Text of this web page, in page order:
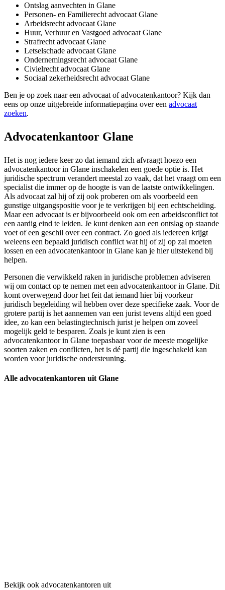
Ontslag aanvechten in Glane
Personen- en Familierecht advocaat Glane
Arbeidsrecht advocaat Glane
Huur, Verhuur en Vastgoed advocaat Glane
Strafrecht advocaat Glane
Letselschade advocaat Glane
Ondernemingsrecht advocaat Glane
Civielrecht advocaat Glane
Sociaal zekerheidsrecht advocaat Glane
Ben je op zoek naar een advocaat of advocatenkantoor? Kijk dan
eens op onze uitgebreide informatiepagina over een advocaat
zoeken.
Advocatenkantoor Glane
Het is nog iedere keer zo dat iemand zich afvraagt hoezo een
advocatenkantoor in Glane inschakelen een goede optie is. Het
juridische spectrum verandert meestal zo vaak, dat het vraagt om een
specialist die immer op de hoogte is van de laatste ontwikkelingen.
Als advocaat zal hij of zij ook proberen om als voorbeeld een
gunstige uitgangspositie voor je te verkrijgen bij een echtscheiding.
Maar een advocaat is er bijvoorbeeld ook om een arbeidsconflict tot
een aardig eind te leiden. Je kunt denken aan een ontslag op staande
voet of een geschil over een contract. Zo goed als iedereen krijgt
weleens een bepaald juridisch conflict wat hij of zij op zal moeten
lossen en een advocatenkantoor in Glane kan je hier uitstekend bij
helpen.
Personen die verwikkeld raken in juridische problemen adviseren
wij om contact op te nemen met een advocatenkantoor in Glane. Dit
komt overwegend door het feit dat iemand hier bij voorkeur
juridisch begeleiding wil hebben over deze specifieke zaak. Voor de
grotere partij is het aannemen van een jurist tevens altijd een goed
idee, zo kan een belastingtechnisch jurist je helpen om zoveel
mogelijk geld te besparen. Zoals je kunt zien is een
advocatenkantoor in Glane toepasbaar voor de meeste mogelijke
soorten zaken en conflicten, het is dé partij die ingeschakeld kan
worden voor juridische ondersteuning.
Alle advocatenkantoren uit Glane
Bekijk ook advocatenkantoren uit